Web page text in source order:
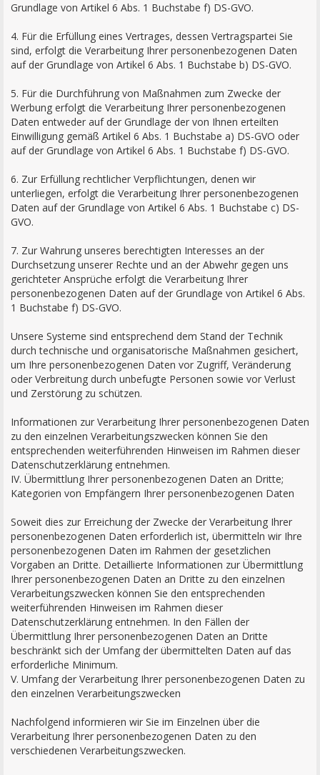
Grundlage von Artikel 6 Abs. 1 Buchstabe f) DS-GVO.
4. Für die Erfüllung eines Vertrages, dessen Vertragspartei Sie
sind, erfolgt die Verarbeitung Ihrer personenbezogenen Daten
auf der Grundlage von Artikel 6 Abs. 1 Buchstabe b) DS-GVO.
5. Für die Durchführung von Maßnahmen zum Zwecke der
Werbung erfolgt die Verarbeitung Ihrer personenbezogenen
Daten entweder auf der Grundlage der von Ihnen erteilten
Einwilligung gemäß Artikel 6 Abs. 1 Buchstabe a) DS-GVO oder
auf der Grundlage von Artikel 6 Abs. 1 Buchstabe f) DS-GVO.
6. Zur Erfüllung rechtlicher Verpflichtungen, denen wir
unterliegen, erfolgt die Verarbeitung Ihrer personenbezogenen
Daten auf der Grundlage von Artikel 6 Abs. 1 Buchstabe c) DS-
GVO.
7. Zur Wahrung unseres berechtigten Interesses an der
Durchsetzung unserer Rechte und an der Abwehr gegen uns
gerichteter Ansprüche erfolgt die Verarbeitung Ihrer
personenbezogenen Daten auf der Grundlage von Artikel 6 Abs.
1 Buchstabe f) DS-GVO.
Unsere Systeme sind entsprechend dem Stand der Technik
durch technische und organisatorische Maßnahmen gesichert,
um Ihre personenbezogenen Daten vor Zugriff, Veränderung
oder Verbreitung durch unbefugte Personen sowie vor Verlust
und Zerstörung zu schützen.
Informationen zur Verarbeitung Ihrer personenbezogenen Daten
zu den einzelnen Verarbeitungszwecken können Sie den
entsprechenden weiterführenden Hinweisen im Rahmen dieser
Datenschutzerklärung entnehmen.
IV. Übermittlung Ihrer personenbezogenen Daten an Dritte;
Kategorien von Empfängern Ihrer personenbezogenen Daten
Soweit dies zur Erreichung der Zwecke der Verarbeitung Ihrer
personenbezogenen Daten erforderlich ist, übermitteln wir Ihre
personenbezogenen Daten im Rahmen der gesetzlichen
Vorgaben an Dritte. Detaillierte Informationen zur Übermittlung
Ihrer personenbezogenen Daten an Dritte zu den einzelnen
Verarbeitungszwecken können Sie den entsprechenden
weiterführenden Hinweisen im Rahmen dieser
Datenschutzerklärung entnehmen. In den Fällen der
Übermittlung Ihrer personenbezogenen Daten an Dritte
beschränkt sich der Umfang der übermittelten Daten auf das
erforderliche Minimum.
V. Umfang der Verarbeitung Ihrer personenbezogenen Daten zu
den einzelnen Verarbeitungszwecken
Nachfolgend informieren wir Sie im Einzelnen über die
Verarbeitung Ihrer personenbezogenen Daten zu den
verschiedenen Verarbeitungszwecken.